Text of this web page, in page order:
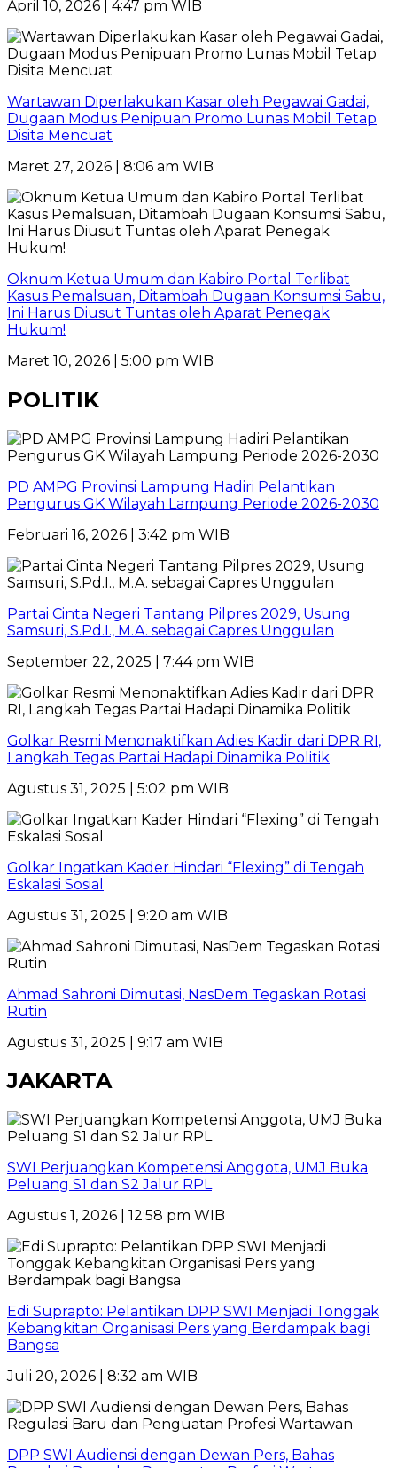
April 10, 2026 | 4:47 pm WIB
Wartawan Diperlakukan Kasar oleh Pegawai Gadai,
Dugaan Modus Penipuan Promo Lunas Mobil Tetap
Disita Mencuat
Maret 27, 2026 | 8:06 am WIB
Oknum Ketua Umum dan Kabiro Portal Terlibat
Kasus Pemalsuan, Ditambah Dugaan Konsumsi Sabu,
Ini Harus Diusut Tuntas oleh Aparat Penegak
Hukum!
Maret 10, 2026 | 5:00 pm WIB
POLITIK
PD AMPG Provinsi Lampung Hadiri Pelantikan
Pengurus GK Wilayah Lampung Periode 2026-2030
Februari 16, 2026 | 3:42 pm WIB
Partai Cinta Negeri Tantang Pilpres 2029, Usung
Samsuri, S.Pd.I., M.A. sebagai Capres Unggulan
September 22, 2025 | 7:44 pm WIB
Golkar Resmi Menonaktifkan Adies Kadir dari DPR RI,
Langkah Tegas Partai Hadapi Dinamika Politik
Agustus 31, 2025 | 5:02 pm WIB
Golkar Ingatkan Kader Hindari “Flexing” di Tengah
Eskalasi Sosial
Agustus 31, 2025 | 9:20 am WIB
Ahmad Sahroni Dimutasi, NasDem Tegaskan Rotasi
Rutin
Agustus 31, 2025 | 9:17 am WIB
JAKARTA
SWI Perjuangkan Kompetensi Anggota, UMJ Buka
Peluang S1 dan S2 Jalur RPL
Agustus 1, 2026 | 12:58 pm WIB
Edi Suprapto: Pelantikan DPP SWI Menjadi Tonggak
Kebangkitan Organisasi Pers yang Berdampak bagi
Bangsa
Juli 20, 2026 | 8:32 am WIB
DPP SWI Audiensi dengan Dewan Pers, Bahas